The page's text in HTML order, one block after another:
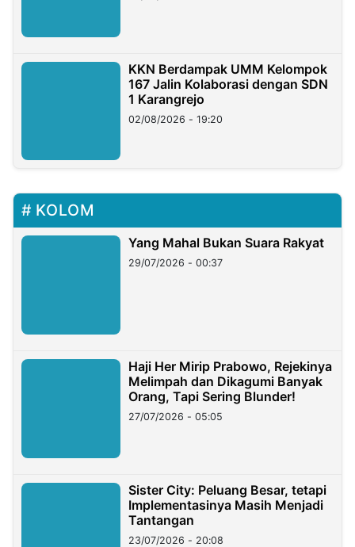
KKN Berdampak UMM Kelompok
167 Jalin Kolaborasi dengan SDN
1 Karangrejo
02/08/2026 - 19:20
KOLOM
Yang Mahal Bukan Suara Rakyat
29/07/2026 - 00:37
Haji Her Mirip Prabowo, Rejekinya
Melimpah dan Dikagumi Banyak
Orang, Tapi Sering Blunder!
27/07/2026 - 05:05
Sister City: Peluang Besar, tetapi
Implementasinya Masih Menjadi
Tantangan
23/07/2026 - 20:08